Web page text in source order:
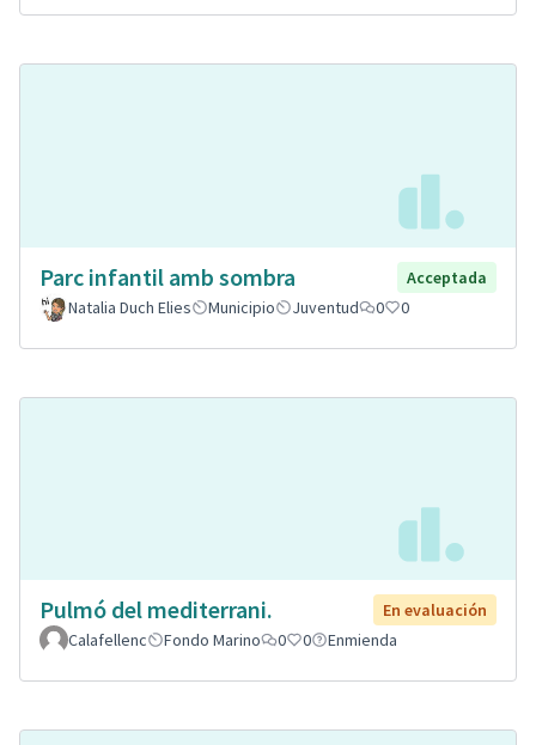
Parc infantil amb sombra
Acceptada
Natalia Duch Elies
Municipio Juventud 0 0
Pulmó del mediterrani.
En evaluación
Calafellenc
Fondo Marino 0 0 Enmienda